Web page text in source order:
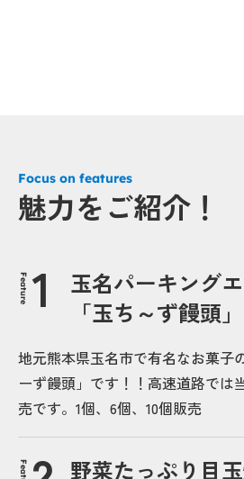
Focus on features
魅力をご紹介！
Feature
玉名パーキング
「玉ち～ず饅頭」
地元熊本県玉名市で有名なお菓子
ーず饅頭」です！！高速道路では
売です。1個、6個、10個販売
野菜たっぷり目